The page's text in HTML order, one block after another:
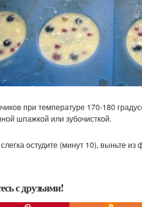
при температуре 170-180
шпажкой или зубочисткой.
остудите (минут 10), выньте
с друзьями!